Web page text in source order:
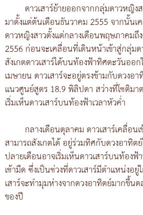
ดาวเสาร์ย้ายออกจากกลุ่มดาวหญิง
มาตั้งแต่ต้นเดือนธันวาคม 2555 จากนั้น
ดาวหญิงสาวตั้งแต่กลางเดือนพฤษภาคม
2556 ก่อนจะเคลื่อนที่เดินหน้าเข้าสู่กลุ่ม
สังเกตดาวเสาร์ได้บนท้องฟ้าทิศตะวันออ
เมษายน ดาวเสาร์จะอยู่ตรงข้ามกับดวง
แนวศูนย์สูตร 18.9 พิลิปดา สว่างที่โชติม
เริ่มเห็นดาวเสาร์บนท้องฟ้าเวลาหัวค่ำ
กลางเดือนตุลาคม ดาวเสาร์เคลื่อน
สามารถสังเกตได้ อยู่ร่วมทิศกับดวงอาทิ
ปลายเดือนอาจเริ่มเห็นดาวเสาร์บนท้อง
เช้ามืด ซึ่งเป็นช่วงที่ดาวเสาร์มีตำแหน่งอ
เสาร์จะทำมุมห่างจากดวงอาทิตย์มากขึ้น
ของปี